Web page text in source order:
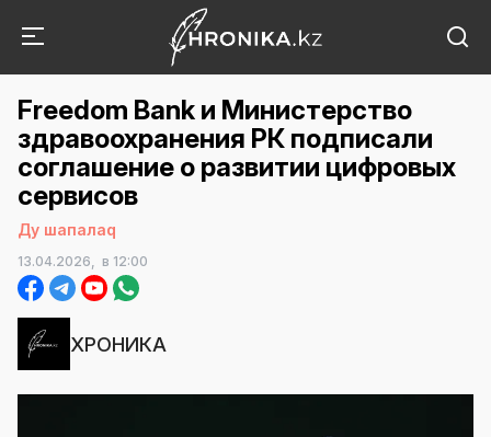
Freedom Bank и Министерство
здравоохранения РК подписали
соглашение о развитии цифровых
сервисов
Ду шапалаq
13.04.2026, в 12:00
ХРОНИКА